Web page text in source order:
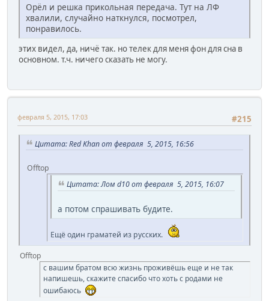
Орёл и решка прикольная передача. Тут на ЛФ
хвалили, случайно наткнулся, посмотрел,
понравилось.
этих видел, да, ничё так. но телек для меня фон для сна в
основном. т.ч. ничего сказать не могу.
#215
февраля 5, 2015, 17:03
Цитата: Red Khan от февраля 5, 2015, 16:56
Offtop
Цитата: Лом d10 от февраля 5, 2015, 16:07
а потом спрашивать будите.
Ещё один граматей из русских.
Offtop
с вашим братом всю жизнь проживёшь еще и не так
напишешь, скажите спасибо что хоть с родами не
ошибаюсь